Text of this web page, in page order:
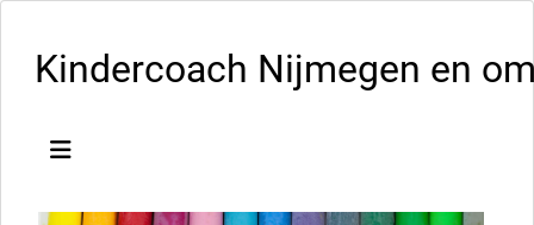
Kindercoach Nijmegen en